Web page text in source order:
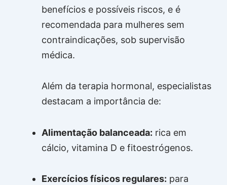
benefícios e possíveis riscos, e é
recomendada para mulheres sem
contraindicações, sob supervisão
médica.
Além da terapia hormonal, especialistas
destacam a importância de:
Alimentação balanceada: rica em
cálcio, vitamina D e fitoestrógenos.
Exercícios físicos regulares: para